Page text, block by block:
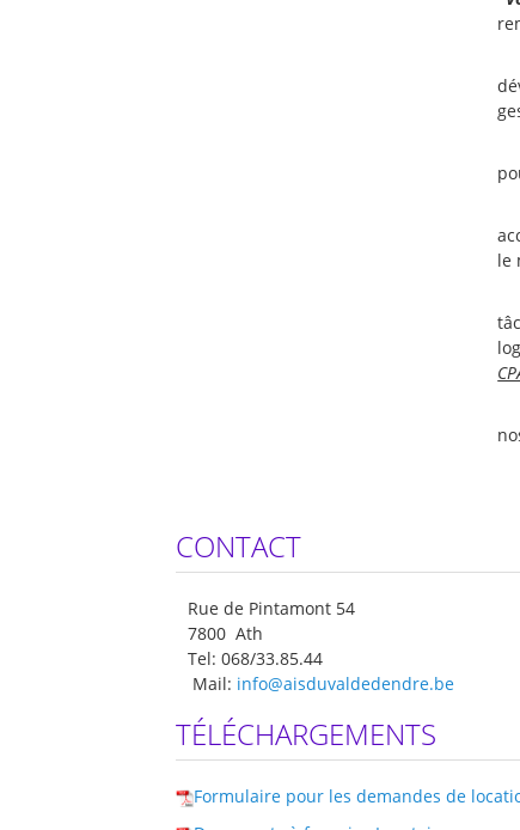
le
CONTACT
Rue de Pintamont 54
7800 Ath
Tel: 068/33.85.44
Mail: info@aisduvaldedendre.be
TÉLÉCHARGEMENTS
Formulaire pour les demandes de